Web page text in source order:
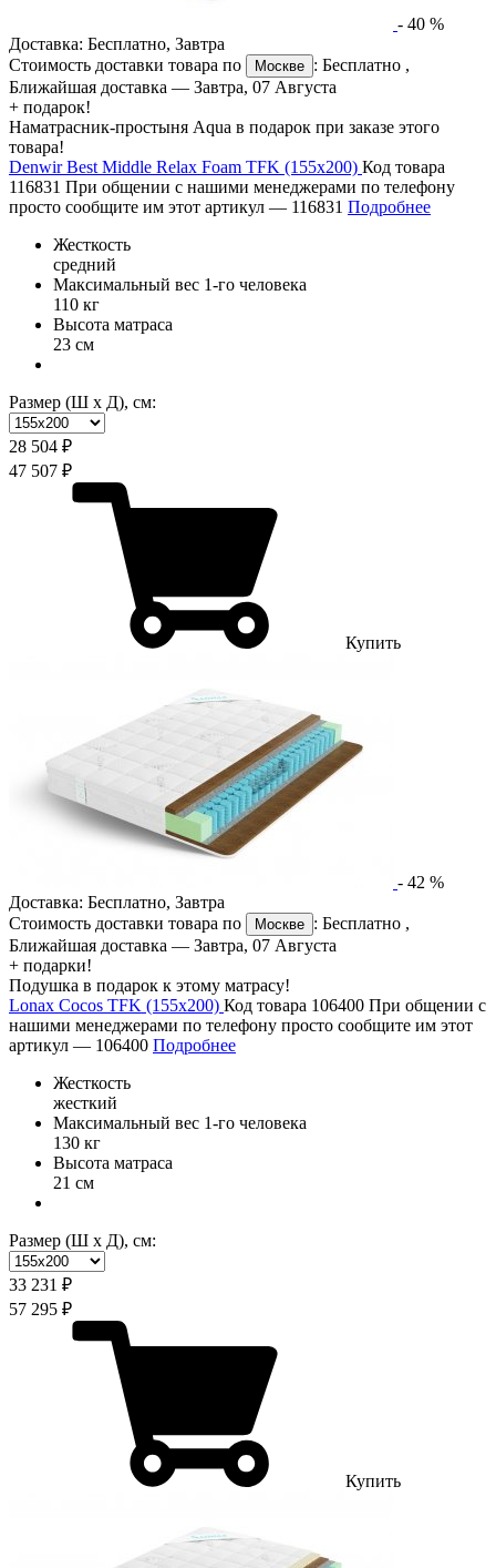
- 40 %
Доставка: Бесплатно, Завтра
Стоимость доставки товара по
Москве : Бесплатно ,
Ближайшая доставка — Завтра, 07 Августа
+ подарок!
Наматрасник-простыня Aqua в подарок при заказе этого
товара!
Denwir Best Middle Relax Foam TFK (155х200) Код товара
116831 При общении с нашими менеджерами по телефону
просто сообщите им этот артикул — 116831 Подробнее
Жесткость
средний
Максимальный вес 1-го человека
110 кг
Высота матраса
23 см
Размер (Ш х Д), см:
28 504 ₽
47 507 ₽
Купить
- 42 %
Доставка: Бесплатно, Завтра
Стоимость доставки товара по
Москве : Бесплатно ,
Ближайшая доставка — Завтра, 07 Августа
+ подарки!
Подушка в подарок к этому матрасу!
Lonax Cocos TFK (155х200) Код товара 106400 При общении с
нашими менеджерами по телефону просто сообщите им этот
артикул — 106400 Подробнее
Жесткость
жесткий
Максимальный вес 1-го человека
130 кг
Высота матраса
21 см
Размер (Ш х Д), см:
33 231 ₽
57 295 ₽
Купить